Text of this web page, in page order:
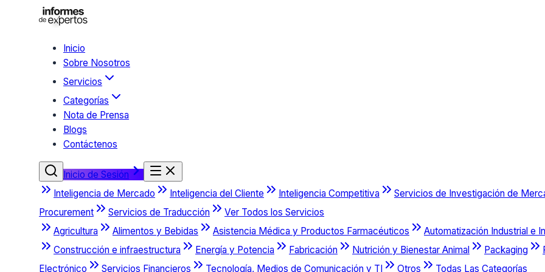
Inicio
Sobre Nosotros
Servicios
Categorías
Nota de Prensa
Blogs
Contáctenos
Inicio de Sesión
Inteligencia de Mercado
Inteligencia del Cliente Inteligencia Competitiva
Servicios de Investigación de
Procurement
Servicios de Traducción
Ver Todos los Servicios
Agricultura
Alimentos y Bebidas Asistencia Médica y Productos Farmacéuticos
Automatización Industrial e
Construcción e infraestructura
Energía y Potencia Fabricación Nutrición y Bienestar Animal Packaging
Electrónico
Servicios Financieros Tecnología, Medios de Comunicación y TI Otros Todas Las Categorías